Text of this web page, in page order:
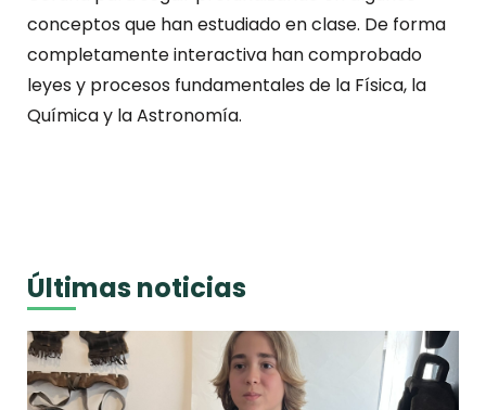
conceptos que han estudiado en clase. De forma
completamente interactiva han comprobado
leyes y procesos fundamentales de la Física, la
Química y la Astronomía.
Últimas noticias